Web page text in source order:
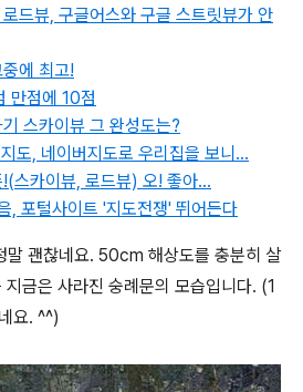
드뷰, 구글어스와 구글 스트릿뷰가 안
에 최고!
만점에 10점
스카이뷰 그 완성도는?
도, 네이버지도로 우리집을 보니...
스카이뷰, 로드뷰) 오! 좋아...
, 포털사이트 '지도전쟁' 뛰어든다
괜찮네요. 50cm 해상도를 충분히 살
금은 사라진 숭례문의 모습입니다. (1
요. ^^)